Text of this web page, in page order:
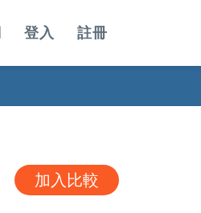
登入 註冊
加入比較